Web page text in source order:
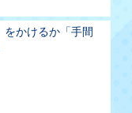
をかけるか「手間